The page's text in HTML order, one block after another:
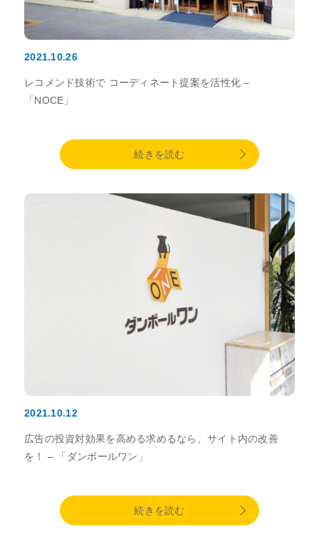
2021.10.26
レコメンド技術で コーディネート提案を活性化 –
「NOCE」
続きを読む
2021.10.12
広告の投資対効果を高める求めるなら、サイト内の改善
を！ – 「ダンボールワン」
続きを読む